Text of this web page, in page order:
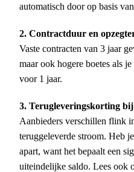
automatisch door op basis
2. Contractduur en
Vaste contracten van 3 jaar
maar ook hogere boetes als
voor 1 jaar.
3. Terugleveringskorting bij
Aanbieders verschillen flink
teruggeleverde stroom. Heb
apart, want het bepaalt een
uiteindelijke saldo. Lees ook